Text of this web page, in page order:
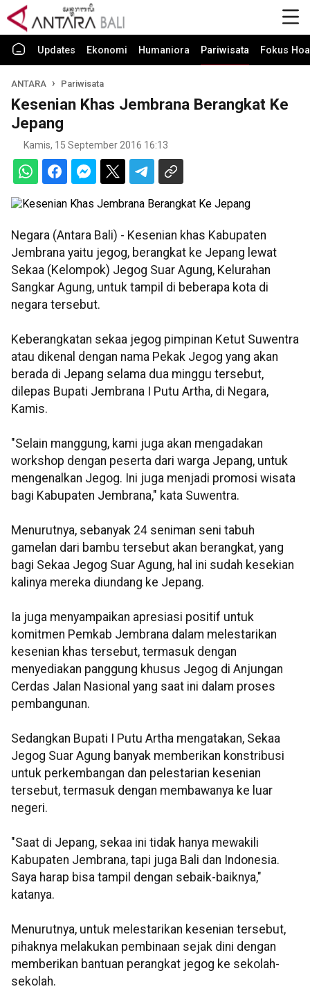
Updates Ekonomi Humaniora Pariwisata Fokus
ANTARA Pariwisata
Kesenian Khas Jembrana Berangkat Ke
Jepang
Kamis, 15 September 2016 16:13
Negara (Antara Bali) - Kesenian khas Kabupaten
Jembrana yaitu jegog, berangkat ke Jepang lewat
Sekaa (Kelompok) Jegog Suar Agung, Kelurahan
Sangkar Agung, untuk tampil di beberapa kota di
negara tersebut.
Keberangkatan sekaa jegog pimpinan Ketut Suwentra
atau dikenal dengan nama Pekak Jegog yang akan
berada di Jepang selama dua minggu tersebut,
dilepas Bupati Jembrana I Putu Artha, di Negara,
Kamis.
"Selain manggung, kami juga akan mengadakan
workshop dengan peserta dari warga Jepang, untuk
mengenalkan Jegog. Ini juga menjadi promosi wisata
bagi Kabupaten Jembrana," kata Suwentra.
Menurutnya, sebanyak 24 seniman seni tabuh
gamelan dari bambu tersebut akan berangkat, yang
bagi Sekaa Jegog Suar Agung, hal ini sudah kesekian
kalinya mereka diundang ke Jepang.
Ia juga menyampaikan apresiasi positif untuk
komitmen Pemkab Jembrana dalam melestarikan
kesenian khas tersebut, termasuk dengan
menyediakan panggung khusus Jegog di Anjungan
Cerdas Jalan Nasional yang saat ini dalam proses
pembangunan.
Sedangkan Bupati I Putu Artha mengatakan, Sekaa
Jegog Suar Agung banyak memberikan konstribusi
untuk perkembangan dan pelestarian kesenian
tersebut, termasuk dengan membawanya ke luar
negeri.
"Saat di Jepang, sekaa ini tidak hanya mewakili
Kabupaten Jembrana, tapi juga Bali dan Indonesia.
Saya harap bisa tampil dengan sebaik-baiknya,"
katanya.
Menurutnya, untuk melestarikan kesenian tersebut,
pihaknya melakukan pembinaan sejak dini dengan
memberikan bantuan perangkat jegog ke sekolah-
sekolah.